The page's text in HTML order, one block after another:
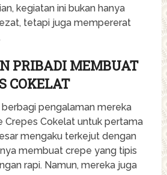
kegiatan ini bukan hanya
tetapi juga mempererat
PRIBADI MEMBUAT
COKELAT
pengalaman mereka
Crepes Cokelat untuk pertama
mengaku terkejut dengan
membuat crepe yang tipis
rapi. Namun, mereka juga